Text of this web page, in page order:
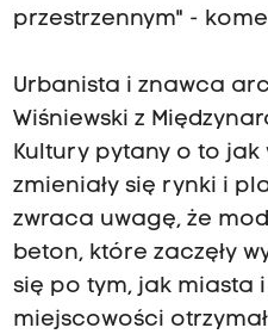
przestrzennym" -
Urbanista i znawca
Wiśniewski z
Kultury pytany o to
zmieniały się rynki i
zwraca uwagę, że
beton, które zaczęły
się po tym, jak miasta
miejscowości